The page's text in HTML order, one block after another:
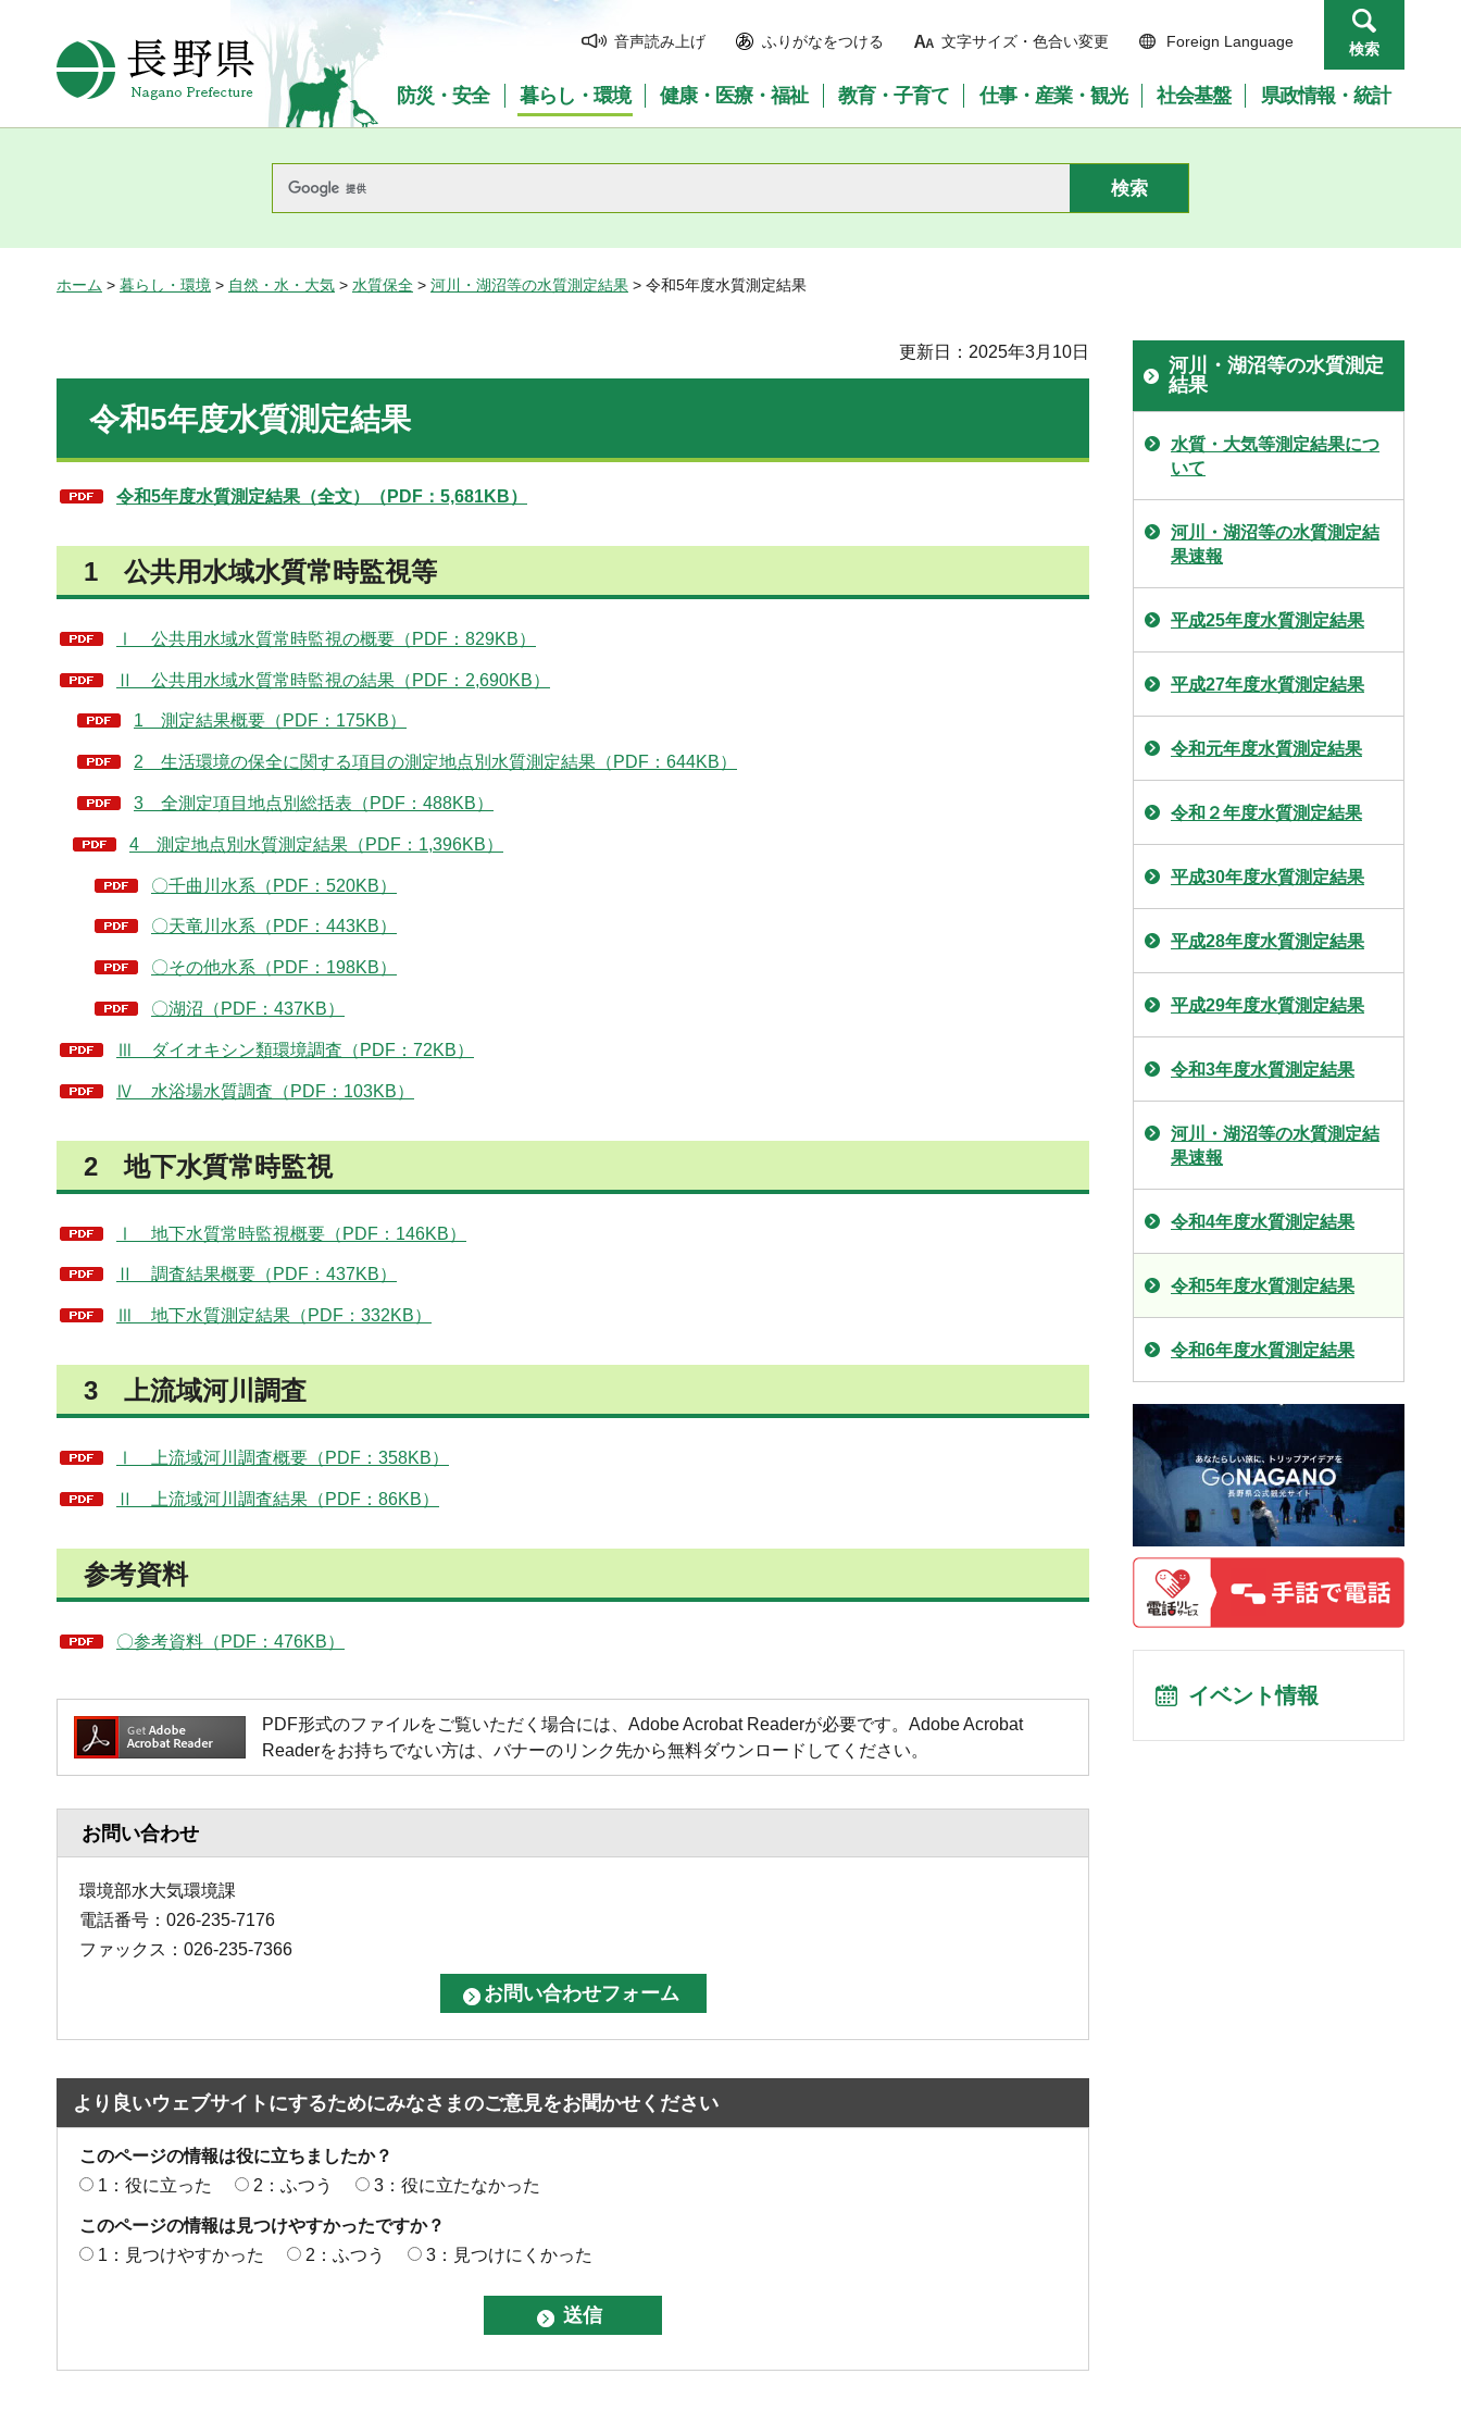
長野県Nagano Prefecture
音声読み上げ ふりがなをつける 文字サイズ・色合い変更 Foreign Language 検索
防災・安全 暮らし・環境 健康・医療・福祉 教育・子育て 仕事・産業・観光 社会基盤 県政情報・統計
ホーム > 暮らし・環境 > 自然・水・大気 > 水質保全 > 河川・湖沼等の水質測定結果 > 令和5年度水質測定結果
更新日：2025年3月10日
令和5年度水質測定結果
令和5年度水質測定結果（全文）（PDF：5,681KB）
1 公共用水域水質常時監視等
Ⅰ 公共用水域水質常時監視の概要（PDF：829KB）
Ⅱ 公共用水域水質常時監視の結果（PDF：2,690KB）
1 測定結果概要（PDF：175KB）
2 生活環境の保全に関する項目の測定地点別水質測定結果（PDF：644KB）
3 全測定項目地点別総括表（PDF：488KB）
4 測定地点別水質測定結果（PDF：1,396KB）
〇千曲川水系（PDF：520KB）
〇天竜川水系（PDF：443KB）
〇その他水系（PDF：198KB）
〇湖沼（PDF：437KB）
Ⅲ ダイオキシン類環境調査（PDF：72KB）
Ⅳ 水浴場水質調査（PDF：103KB）
2 地下水質常時監視
Ⅰ 地下水質常時監視概要（PDF：146KB）
Ⅱ 調査結果概要（PDF：437KB）
Ⅲ 地下水質測定結果（PDF：332KB）
3 上流域河川調査
Ⅰ 上流域河川調査概要（PDF：358KB）
Ⅱ 上流域河川調査結果（PDF：86KB）
参考資料
〇参考資料（PDF：476KB）
PDF形式のファイルをご覧いただく場合には、Adobe Acrobat Readerが必要です。Adobe Acrobat
Readerをお持ちでない方は、バナーのリンク先から無料ダウンロードしてください。
お問い合わせ
環境部水大気環境課
電話番号：026-235-7176
ファックス：026-235-7366
より良いウェブサイトにするためにみなさまのご意見をお聞かせください
このページの情報は役に立ちましたか？
1：役に立った
2：ふつう 3：役に立たなかった
このページの情報は見つけやすかったですか？
1：見つけやすかった
2：ふつう 3：見つけにくかった
河川・湖沼等の水質測定
結果
水質・大気等測定結果につ
いて
河川・湖沼等の水質測定結
果速報
平成25年度水質測定結果
平成27年度水質測定結果
令和元年度水質測定結果
令和２年度水質測定結果
平成30年度水質測定結果
平成28年度水質測定結果
平成29年度水質測定結果
令和3年度水質測定結果
河川・湖沼等の水質測定結
果速報
令和4年度水質測定結果
令和5年度水質測定結果
令和6年度水質測定結果
イベント情報